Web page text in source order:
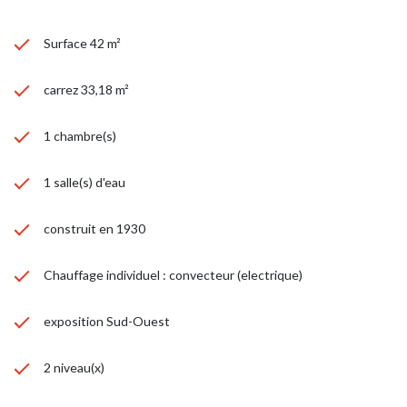
l.leon@agencecap.fr
Surface 42 m²
carrez 33,18 m²
1 chambre(s)
1 salle(s) d'eau
construit en 1930
Chauffage individuel : convecteur (electrique)
exposition Sud-Ouest
2 niveau(x)